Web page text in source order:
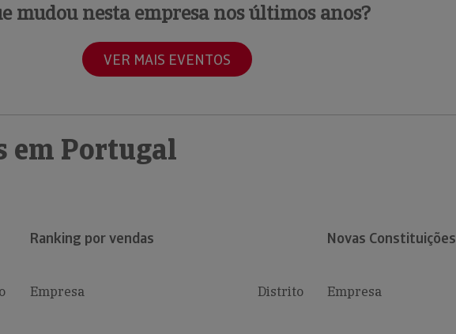
mudou nesta empresa nos últimos anos?
VER MAIS EVENTOS
em Portugal
Ranking por vendas
Empresa Distrito
Novas Constituições
Empresa